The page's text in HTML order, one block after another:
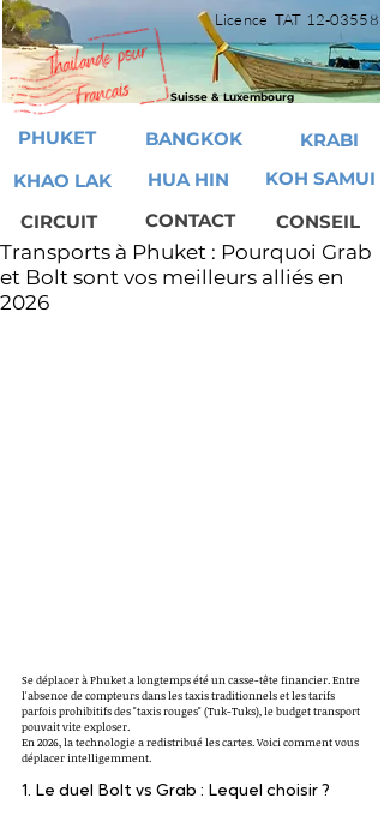
Licence TAT 12-03558
PHUKET BANGKOK
KRABI
KHAO LAK
HUA HIN
KOH SAMUI
CONTACT
CONSEIL
CIRCUIT
Suisse & Luxembourg
Transports à Phuket : Pourquoi Grab
et Bolt sont vos meilleurs alliés en
2026
Se déplacer à Phuket a longtemps été un casse-tête financier. Entre
l'absence de compteurs dans les taxis traditionnels et les tarifs
parfois prohibitifs des "taxis rouges" (Tuk-Tuks), le budget transport
pouvait vite exploser.
En 2026, la technologie a redistribué les cartes. Voici comment vous
déplacer intelligemment.
1. Le duel Bolt vs Grab : Lequel choisir ?